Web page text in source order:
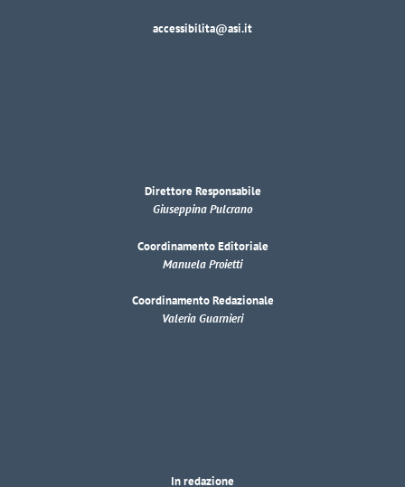
accessibilita@asi.it
Direttore Responsabile
Giuseppina Pulcrano
Coordinamento Editoriale
Manuela Proietti
Coordinamento Redazionale
Valeria Guarnieri
In redazione